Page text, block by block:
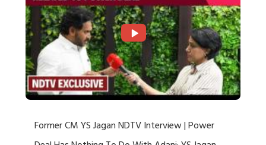
Former CM YS Jagan NDTV Interview | Power